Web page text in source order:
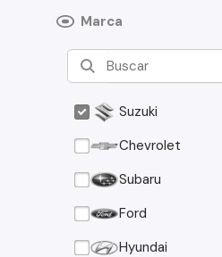
Marca
Suzuki
Chevrolet
Subaru
Ford
Hyundai